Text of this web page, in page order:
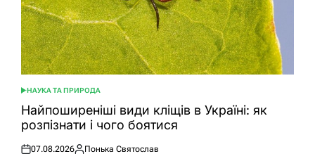
ОПУБЛІКУВАТИ
У
НАУКА ТА ПРИРОДА
Найпоширеніші види кліщів в Україні: як
розпізнати і чого боятися
Оприлюднено
07.08.2026
Опубліковано
Понька Святослав